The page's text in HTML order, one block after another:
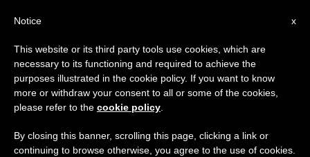
PAPA FRANCISCO
×
Aviso importante
Del 27 de julio al 7 de agosto haremos la pausa
anual, aprovechando que en el periodo de verano
se generan menos informaciones y también el
x
Notice
This website or its third party tools use cookies, which are
necessary to its functioning and required to achieve the
purposes illustrated in the cookie policy. If you want to know
more or withdraw your consent to all or some of the cookies,
please refer to the cookie policy
By closing this banner, scrolling this page, clicking a link or
continuing to browse otherwise, you agree to the use of cookies.